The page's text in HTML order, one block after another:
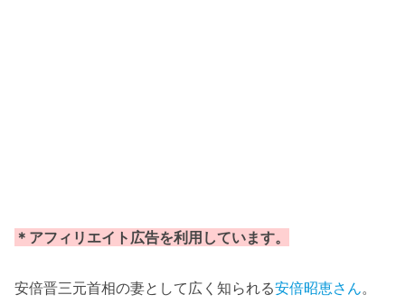
＊アフィリエイト広告を利用しています。
安倍晋三元首相の妻として広く知られる安倍昭恵さん。